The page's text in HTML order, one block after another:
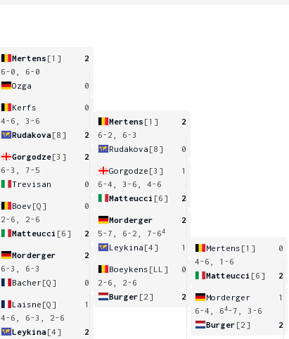
Mertens [1]
2
6-0, 6-0
Ozga
0
Kerfs
0
4-6, 3-6
Rudakova[8] 2
Gorgodze[3]
2
6-3, 7-5
Trevisan
0
Boev [Q]
0
2-6, 2-6
Matteucci [6] 2
Morderger
2
6-3, 6-3
Bacher[Q] 0
Laisne [Q]
1
4-6, 6-3, 2-6
Leykina[4] 2
Mertens [1]
2
6-2, 6-3
Rudakova [8] 0
Gorgodze [3]
1
6-4, 3-6, 4-6
Matteucci [6] 2
Morderger
2
5-7, 6-2, 7-64
Leykina [4] 1
Boeykens [LL]
0
2-6, 2-6
Burger [2] 2
Mertens [1]
0
4-6, 1-6
Matteucci [6] 2
Morderger
1
6-4, 64-7, 3-6
Burger [2] 2